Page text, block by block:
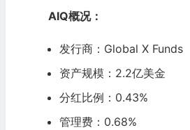
AIQ概况：
发行商：Global X Funds
资产规模： 2.2亿美金
分红比例：0.43%
管理费：0.68%